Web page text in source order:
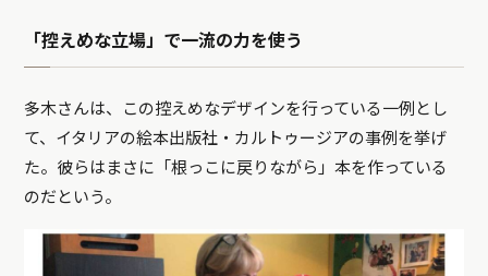
「控えめな立場」で一流の力を使う
多木さんは、この控えめなデザインを行っている一例とし
て、イタリアの絵本出版社・カルトゥージアの事例を挙げ
た。彼らはまさに「根っこに戻りながら」本を作っている
のだという。